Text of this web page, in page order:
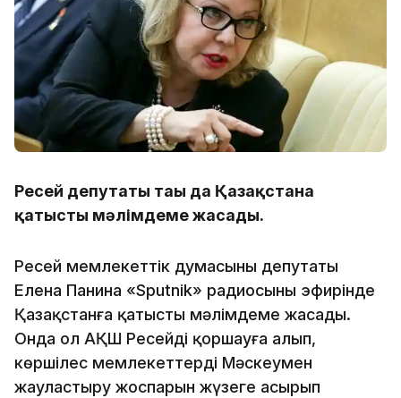
Ресей депутаты тағы да Қазақстанға
қатысты мәлімдеме жасады.
Ресей мемлекеттік думасының депутаты
Елена Панина «Sputnik» радиосының эфирінде
Қазақстанға қатысты мәлімдеме жасады.
Онда ол АҚШ Ресейді қоршауға алып,
көршілес мемлекеттерді Мәскеумен
жауластыру жоспарын жүзеге асырып